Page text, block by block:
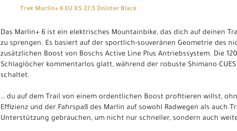
Trek Marlin+ 6 EU XS 27.5 Dnister Black
Das Marlin+ 6 ist ein elektrisches Mountainbike, das dich auf deinen
zu sprengen. Es basiert auf der sportlich-souveränen Geometrie des
zusätzlichen Boost von Boschs Active Line Plus Antriebssystem. Die
Schlaglöcher kommentarlos glatt, während der robuste Shimano
schaltet.
… du auf dem Trail von einem ordentlichen Boost profitieren willst,
Effizienz und der Fahrspaß des Marlin auf sowohl Radwegen als auch
Unterstützung gebrauchen, um nicht nur schneller, sondern auch